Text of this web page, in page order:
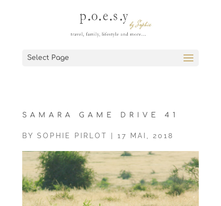
Select Page
SAMARA GAME DRIVE 41
BY SOPHIE PIRLOT 17 MAI, 2018